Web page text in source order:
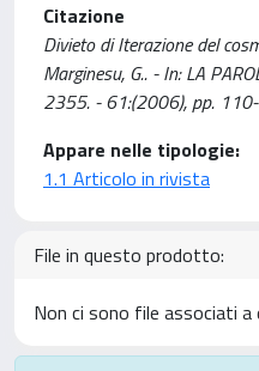
Citazione
Divieto di Iterazione del
Marginesu, G.. - In: LA
2355. - 61:(2006), pp.
Appare nelle tipologie:
1.1 Articolo in rivista
File in questo prodotto:
Non ci sono file associati